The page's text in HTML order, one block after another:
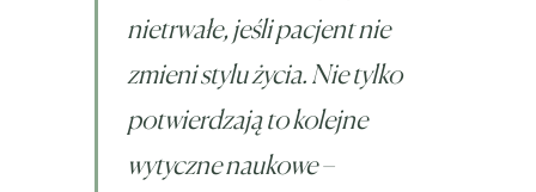
nietrwałe, jeśli pacjent nie
zmieni stylu życia. Nie tylko
potwierdzają to kolejne
wytyczne naukowe –